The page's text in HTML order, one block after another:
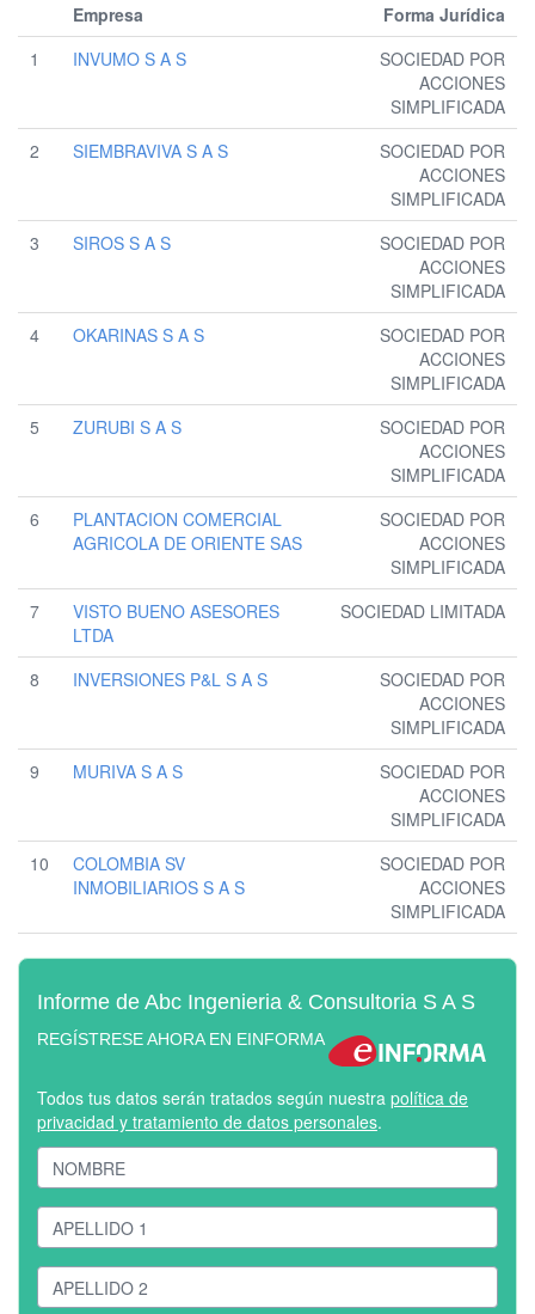
Empresa
Forma Jurídica
1
INVUMO S A S
SOCIEDAD POR
ACCIONES
SIMPLIFICADA
2
SIEMBRAVIVA S A S
SOCIEDAD POR
ACCIONES
SIMPLIFICADA
3
SIROS S A S
SOCIEDAD POR
ACCIONES
SIMPLIFICADA
4
OKARINAS S A S
SOCIEDAD POR
ACCIONES
SIMPLIFICADA
5
ZURUBI S A S
SOCIEDAD POR
ACCIONES
SIMPLIFICADA
6
PLANTACION COMERCIAL
AGRICOLA DE ORIENTE SAS
SOCIEDAD POR
ACCIONES
SIMPLIFICADA
7
VISTO BUENO ASESORES
LTDA
SOCIEDAD LIMITADA
8 INVERSIONES P&L S A S
SOCIEDAD POR
ACCIONES
SIMPLIFICADA
9
MURIVA S A S
SOCIEDAD POR
ACCIONES
SIMPLIFICADA
10
COLOMBIA SV
INMOBILIARIOS S A S
SOCIEDAD POR
ACCIONES
SIMPLIFICADA
Informe de Abc Ingenieria & Consultoria S A S
REGÍSTRESE AHORA EN EINFORMA
Todos tus datos serán tratados según nuestra política de
privacidad y tratamiento de datos personales.